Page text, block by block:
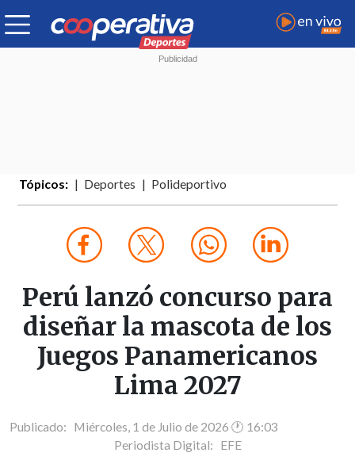
Tópicos: Deportes Polideportivo
Perú lanzó concurso para
diseñar la mascota de los
Juegos Panamericanos
Lima 2027
Publicado: Miércoles, 1 de Julio de 2026 🕐 16:03
Periodista Digital: EFE